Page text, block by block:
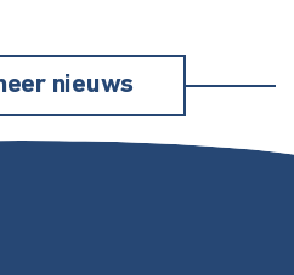
nieuws